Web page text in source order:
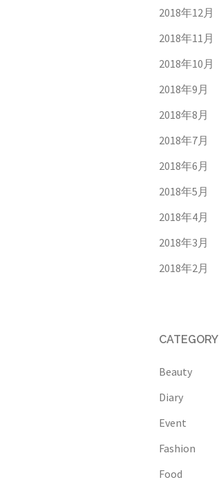
2018年12月
2018年11月
2018年10月
2018年9月
2018年8月
2018年7月
2018年6月
2018年5月
2018年4月
2018年3月
2018年2月
CATEGORY
Beauty
Diary
Event
Fashion
Food